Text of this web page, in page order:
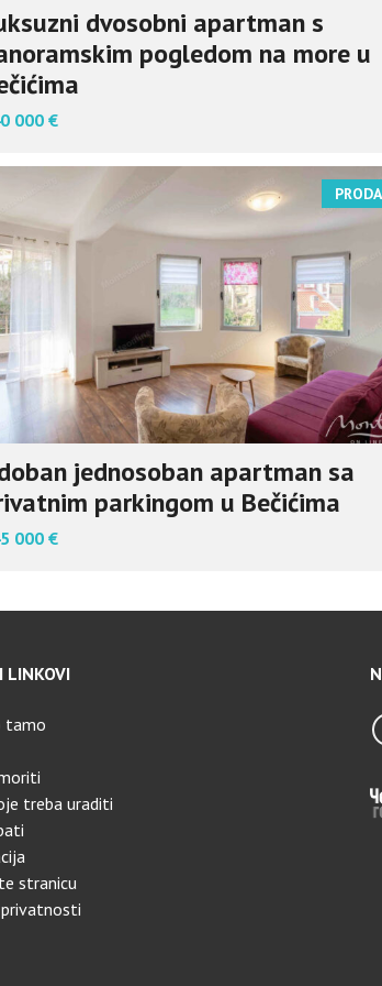
dvosobni apartman s
pogledom na more u
000 €
jednosoban apartman sa
parkingom u Bečićima
000 €
LINKOVI
tamo
treba uraditi
stranicu